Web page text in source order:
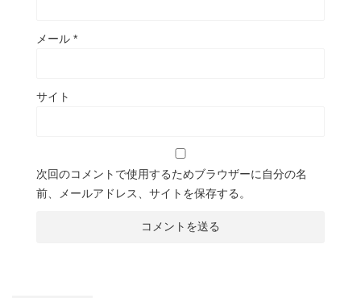
メール *
サイト
次回のコメントで使用するためブラウザーに自分の名
前、メールアドレス、サイトを保存する。